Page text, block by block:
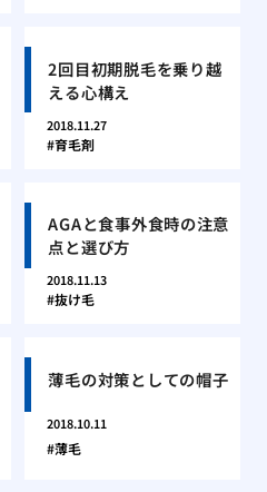
2回目初期脱毛を乗り越
える心構え
2018.11.27
育毛剤
AGAと食事外食時の注意
点と選び方
2018.11.13
抜け毛
薄毛の対策としての帽子
2018.10.11
薄毛